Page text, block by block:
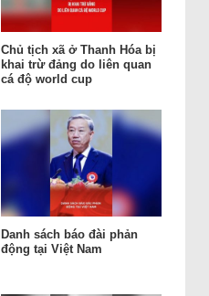
Chủ tịch xã ở Thanh Hóa bị
khai trừ đảng do liên quan
cá độ world cup
Danh sách báo đài phản
động tại Việt Nam